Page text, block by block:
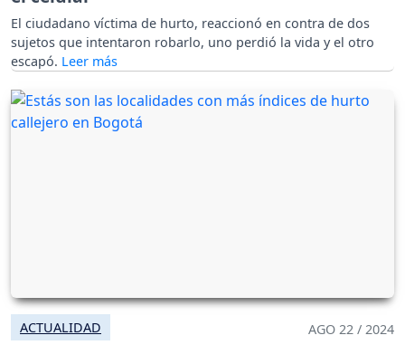
El ciudadano víctima de hurto, reaccionó en contra de dos
sujetos que intentaron robarlo, uno perdió la vida y el otro
escapó.
ACTUALIDAD AGO 22 / 2024